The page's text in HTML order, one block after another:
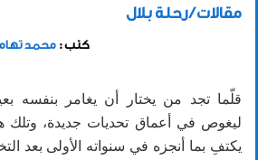
مقالات / رحلة بلال
كتب : محمد
قلّما تجد من يختار أن يغامر بنفسه
ليغوص في أعماق تحديات جديدة، وتلك
يكتفِ بما أنجزه في سنواته الأولى بعد